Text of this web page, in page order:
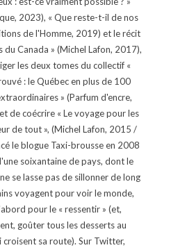
2023), « Que reste-t-il de nos
de l'Homme, 2019) et le récit
du Canada » (Michel Lafon, 2017),
les deux tomes du collectif «
: le Québec en plus de 100
» (Parfum d'encre,
de coécrire « Le voyage pour les
de tout », (Michel Lafon, 2015 /
le blogue Taxi-brousse en 2008
soixantaine de pays, dont le
se lasse pas de sillonner de long
voyagent pour voir le monde,
pour le « ressentir » (et,
goûter tous les desserts au
croisent sa route). Sur Twitter,